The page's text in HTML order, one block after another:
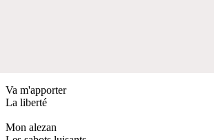
Va m'apporter
La liberté
Mon alezan